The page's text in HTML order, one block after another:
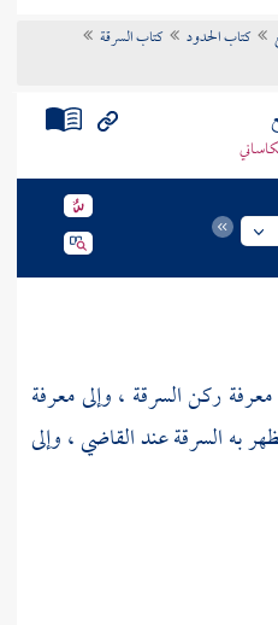
كتاب الحدود
كتاب السرقة
ركن السرقة ، وإلى معرفة
به السرقة عند القاضي ، وإلى